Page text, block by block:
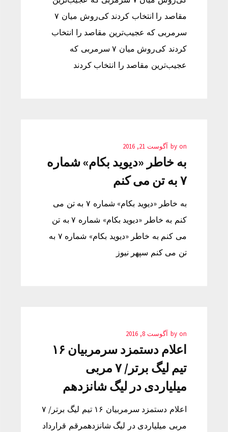
مقاصد را انتخاب کردند کی‌روش میان ۷
سرمربی که عجیب‌ترین مقاصد را انتخاب
کردند کی‌روش میان ۷ سرمربی که
عجیب‌ترین مقاصد را انتخاب کردند
by on آگوست 21, 2016
به خاطر «دیوید بکام» شماره
۷ به تن می کنم
به خاطر «دیوید بکام» شماره ۷ به تن می
کنم به خاطر «دیوید بکام» شماره ۷ به تن
می کنم به خاطر «دیوید بکام» شماره ۷ به
تن می کنم سپهر نیوز
by on آگوست 8, 2016
اعلام دستمزد سرمربیان ۱۶
تیم لیگ برتر/ ۷ مربی
میلیاردی در لیگ شانزدهم
اعلام دستمزد سرمربیان ۱۶ تیم لیگ برتر/ ۷
مربی میلیاردی در لیگ شانزدهمرقم قرارداد